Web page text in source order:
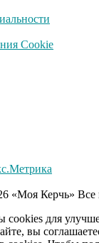
Cookie
«Моя Керчь»
для
вы